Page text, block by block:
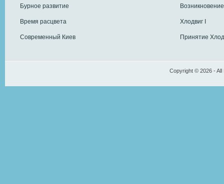
Бурное развитие
Время расцвета
Современный Киев
Хлодвиг I
Принятие
Copyright © 2026 -